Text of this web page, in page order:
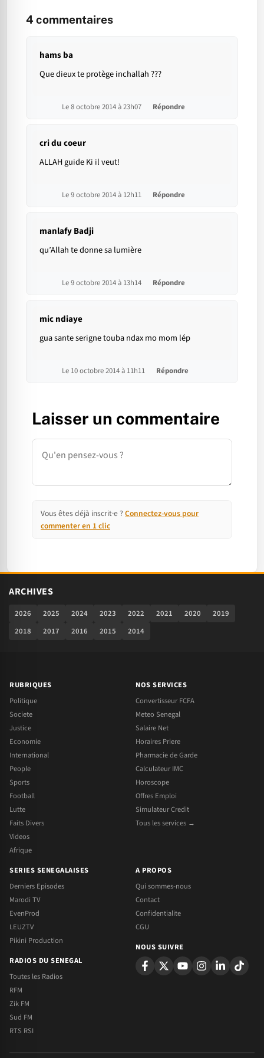
4 commentaires
hams ba
Que dieux te protège inchallah ???
Le 8 octobre 2014 à 23h07 Répondre
cri du coeur
ALLAH guide Ki il veut!
Le 9 octobre 2014 à 12h11 Répondre
manlafy Badji
qu’Allah te donne sa lumière
Le 9 octobre 2014 à 13h14 Répondre
mic ndiaye
gua sante serigne touba ndax mo mom lép
Le 10 octobre 2014 à 11h11 Répondre
Laisser un commentaire
Commentaire
Vous êtes déjà inscrit·e ? Connectez-vous pour
commenter en 1 clic
ARCHIVES
2026 2025 2024 2023 2022 2021 2020
2019
2018
2017 2016 2015 2014
RUBRIQUES
Politique
Societe
Justice
Economie
International
People
Sports
Football
Lutte
Faits Divers
Videos
Afrique
NOS SERVICES
Convertisseur FCFA
Meteo Senegal
Salaire Net
Horaires Priere
Pharmacie de Garde
Calculateur IMC
Horoscope
Offres Emploi
Simulateur Credit
Tous les services →
SERIES SENEGALAISES
Derniers Episodes
Marodi TV
EvenProd
LEUZTV
Pikini Production
RADIOS DU SENEGAL
Toutes les Radios
RFM
Zik FM
Sud FM
RTS RSI
A PROPOS
Qui sommes-nous
Contact
Confidentialite
CGU
NOUS SUIVRE